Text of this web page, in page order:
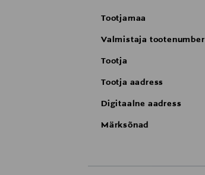
Tootjamaa
Valmistaja tootenumber
Tootja
Tootja aadress
Digitaalne aadress
Märksõnad